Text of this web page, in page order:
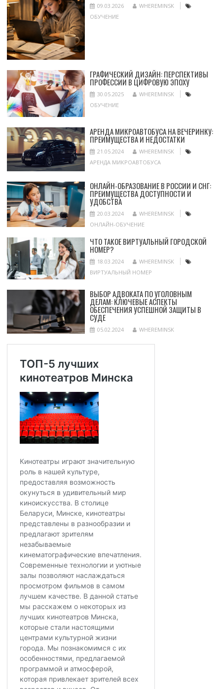
09.03.2026
WHEREMINSK
ОБУЧЕНИЕ
ГРАФИЧЕСКИЙ ДИЗАЙН: ПЕРСПЕКТИВЫ
ПРОФЕССИИ В ЦИФРОВУЮ ЭПОХУ
30.05.2025
WHEREMINSK
ОБУЧЕНИЕ
АРЕНДА МИКРОАВТОБУСА НА ВЕЧЕРИНКУ:
ПРЕИМУЩЕСТВА И НЕДОСТАТКИ
21.05.2024
WHEREMINSK
АРЕНДА МИКРОАВТОБУСА
ОНЛАЙН-ОБРАЗОВАНИЕ В РОССИИ И СНГ:
ПРЕИМУЩЕСТВА ДОСТУПНОСТИ И
УДОБСТВА
20.03.2024
WHEREMINSK
ОНЛАЙН-ОБУЧЕНИЕ
ЧТО ТАКОЕ ВИРТУАЛЬНЫЙ ГОРОДСКОЙ
НОМЕР?
18.03.2024
WHEREMINSK
ВИРТУАЛЬНЫЙ НОМЕР
ВЫБОР АДВОКАТА ПО УГОЛОВНЫМ
ДЕЛАМ: КЛЮЧЕВЫЕ АСПЕКТЫ
ОБЕСПЕЧЕНИЯ УСПЕШНОЙ ЗАЩИТЫ В
СУДЕ
05.02.2024 WHEREMINSK